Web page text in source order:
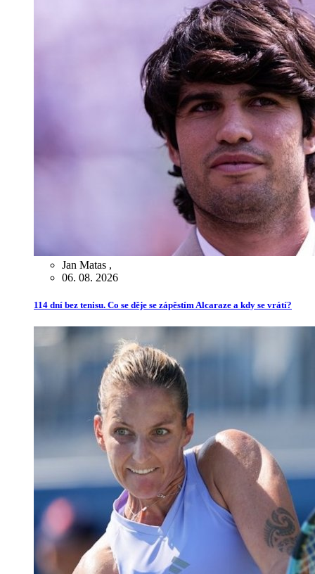
Jan Matas ,
06. 08. 2026
114 dní bez tenisu. Co se děje se zápěstím Alcaraze a kdy se vrátí?